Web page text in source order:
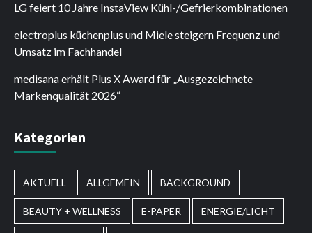
LG feiert 10 Jahre InstaView Kühl-/Gefrierkombinationen
electroplus küchenplus und Miele steigern Frequenz und
Umsatz im Fachhandel
medisana erhält Plus X Award für „Ausgezeichnete
Markenqualität 2026“
Kategorien
AKTUELL ALLGEMEIN BACKGROUND
BEAUTY + WELLNESS E-PAPER ENERGIE/LICHT